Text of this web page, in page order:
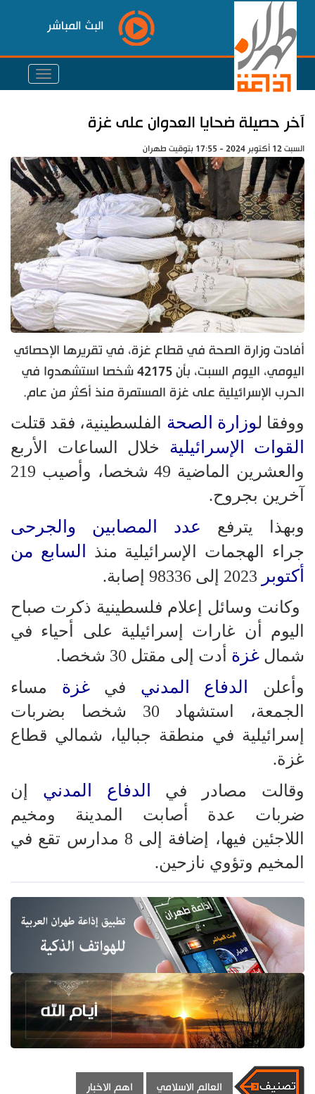
البث المباشر
آخر حصيلة ضحايا العدوان على غزة
السبت 12 أكتوبر 2024 - 17:55 بتوقيت طهران
أفادت وزارة الصحة في قطاع غزة، في تقريرها الإحصائي
اليومي، اليوم السبت، بأن 42175 شخصا استشهدوا في
الحرب الإسرائيلية على غزة المستمرة منذ أكثر من عام.
ووفقا لوزارة الصحة الفلسطينية، فقد قتلت
القوات الإسرائيلية خلال الساعات الأربع
والعشرين الماضية 49 شخصا، وأصيب 219
آخرين بجروح.
وبهذا يترفع عدد المصابين والجرحى
جراء الهجمات الإسرائيلية منذ السابع من
أكتوبر
وكانت وسائل إعلام فلسطينية ذكرت صباح
اليوم أن غارات إسرائيلية على أحياء في
شمال غزة أدت إلى مقتل 30 شخصا.
وأعلن
الدفاع المدني فيغزة مساء
الجمعة، استشهاد 30 شخصا بضربات
إسرائيلية في منطقة جباليا، شمالي قطاع
غزة.
وقالت مصادر في
الدفاع المدني إن
ضربات عدة أصابت المدينة ومخيم
اللاجئين فيها، إضافة إلى 8 مدارس تقع في
المخيم وتؤوي نازحين.
العالم الاسلامي اهم الاخبار